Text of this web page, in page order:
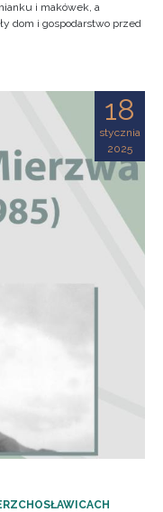
i makówek, a
dom i gospodarstwo przed
18
stycznia
2025